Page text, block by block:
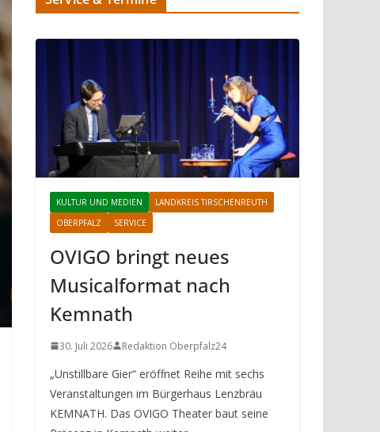
KULTUR UND MEDIEN
LANDKREIS TIRSCHENREUTH
OBERPFALZ
SERVICE
OVIGO bringt neues
Musicalformat nach
Kemnath
30. Juli 2026 Redaktion Oberpfalz24
„Unstillbare Gier“ eröffnet Reihe mit sechs
Veranstaltungen im Bürgerhaus Lenzbräu
KEMNATH. Das OVIGO Theater baut seine